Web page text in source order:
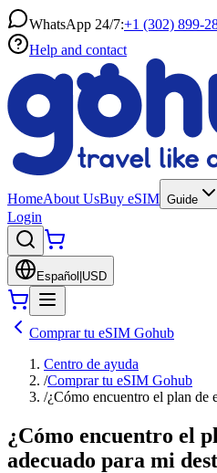
WhatsApp 24/7:+1 (302) 899-
Help and contact
HomeAbout UsBuy eSIM Guide
Login
Español USD
Comprar tu eSIM Gohub
Centro de ayuda
/Comprar tu eSIM Gohub
/¿Cómo encuentro el plan de
¿Cómo encuentro el
adecuado para mi